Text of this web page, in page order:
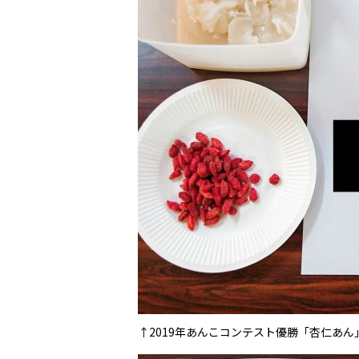
↑2019年あんこコンテスト優勝「杏仁あん